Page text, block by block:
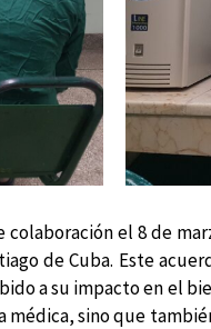
el 8 de
de Cuba. Este
a su impacto en el
sino que